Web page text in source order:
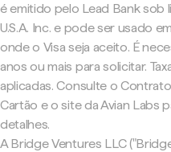
é emitido pelo Lead Bank sob
U.S.A. Inc. e pode ser usado
onde o Visa seja aceito. É
anos ou mais para solicitar.
aplicadas. Consulte o
Cartão e o site da Avian Labs
detalhes.
A Bridge Ventures LLC